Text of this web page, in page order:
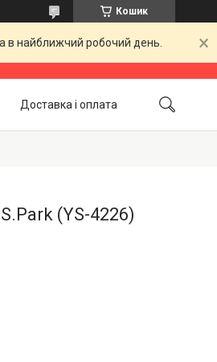
Кошик
в найближчий робочий день.
Доставка і оплата
(YS-4226)